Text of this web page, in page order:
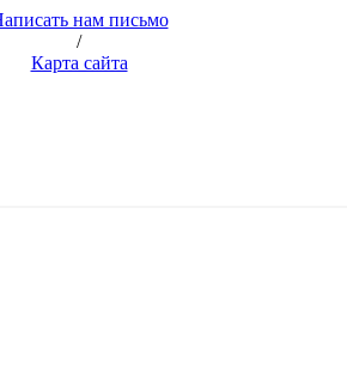
нам письмо
/
Карта сайта